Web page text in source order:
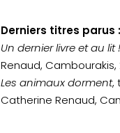
Derniers titres parus :
Un dernier livre et au lit !
Renaud, Cambourakis,
Les animaux dorment,
Catherine Renaud,